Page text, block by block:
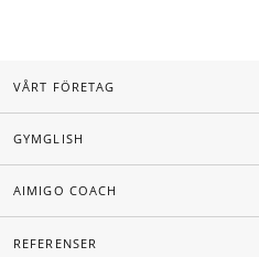
VÅRT FÖRETAG
GYMGLISH
AIMIGO COACH
REFERENSER